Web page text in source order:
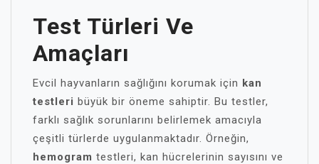
Test Türleri Ve
Amaçları
Evcil hayvanların sağlığını korumak için kan
testleri büyük bir öneme sahiptir. Bu testler,
farklı sağlık sorunlarını belirlemek amacıyla
çeşitli türlerde uygulanmaktadır. Örneğin,
hemogram testleri, kan hücrelerinin sayısını ve